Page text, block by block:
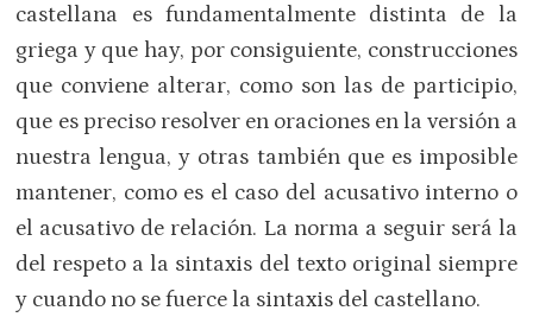
castellana es fundamentalmente distinta de la
griega y que hay, por consiguiente, construcciones
que conviene alterar, como son las de participio,
que es preciso resolver en oraciones en la versión a
nuestra lengua, y otras también que es imposible
mantener, como es el caso del acusativo interno o
el acusativo de relación. La norma a seguir será la
del respeto a la sintaxis del texto original siempre
y cuando no se fuerce la sintaxis del castellano.